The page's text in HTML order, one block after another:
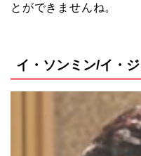
とができませんね。
イ・ソンミン/イ・